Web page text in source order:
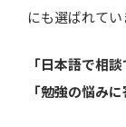
にも選ばれてい
「日本語で相
「勉強の悩み